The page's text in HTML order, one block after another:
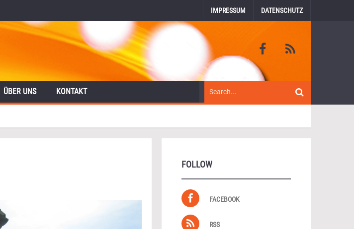
IMPRESSUM DATENSCHUTZ
ÜBER UNS KONTAKT
FOLLOW
FACEBOOK
RSS